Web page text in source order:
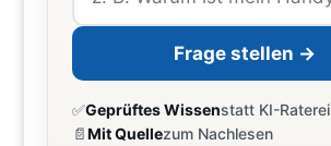
Frage stellen →
✅Geprüftes Wissenstatt KI-Raterei
📄Mit Quellezum Nachlesen